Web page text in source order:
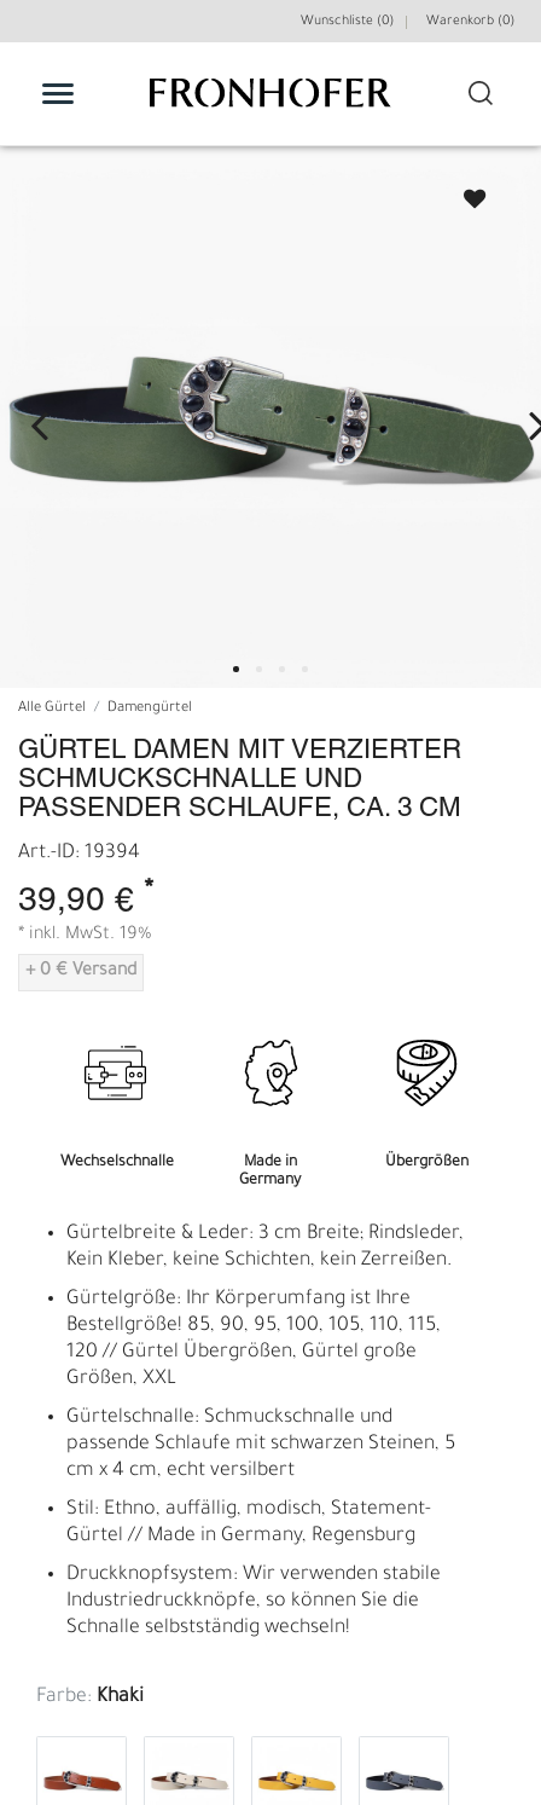
Wunschliste (0) Warenkorb (0)
Alle Gürtel Damengürtel
GÜRTEL DAMEN MIT VERZIERTER
SCHMUCKSCHNALLE UND
PASSENDER SCHLAUFE, CA. 3 CM
Art.-ID: 19394
39,90 € *
* inkl. MwSt. 19%
+ 0 € Versand
Wechselschnalle
Made in
Germany
Übergrößen
Gürtelbreite & Leder: 3 cm Breite; Rindsleder,
Kein Kleber, keine Schichten, kein Zerreißen.
Gürtelgröße: Ihr Körperumfang ist Ihre
Bestellgröße! 85, 90, 95, 100, 105, 110, 115,
120 // Gürtel Übergrößen, Gürtel große
Größen, XXL
Gürtelschnalle: Schmuckschnalle und
passende Schlaufe mit schwarzen Steinen, 5
cm x 4 cm, echt versilbert
Stil: Ethno, auffällig, modisch, Statement-
Gürtel // Made in Germany, Regensburg
Druckknopfsystem: Wir verwenden stabile
Industriedruckknöpfe, so können Sie die
Schnalle selbstständig wechseln!
Farbe: Khaki